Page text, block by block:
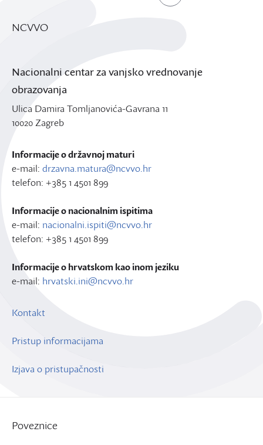
NCVVO
Nacionalni centar za vanjsko vrednovanje
obrazovanja
Ulica Damira Tomljanovića-Gavrana 11
10020 Zagreb
Informacije o državnoj maturi
e-mail: drzavna.matura@ncvvo.hr
telefon: +385 1 4501 899
Informacije o nacionalnim ispitima
e-mail: nacionalni.ispiti@ncvvo.hr
telefon: +385 1 4501 899
Informacije o hrvatskom kao inom jeziku
e-mail: hrvatski.ini@ncvvo.hr
Kontakt
Pristup informacijama
Izjava o pristupačnosti
Poveznice